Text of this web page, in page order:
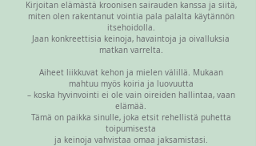
Kirjoitan elämästä kroonisen sairauden kanssa ja siitä,
miten olen rakentanut vointia pala palalta käytännön
itsehoidolla.
Jaan konkreettisia keinoja, havaintoja ja oivalluksia
matkan varrelta.
Aiheet liikkuvat kehon ja mielen välillä. Mukaan
mahtuu myös koiria ja luovuutta
– koska hyvinvointi ei ole vain oireiden hallintaa, vaan
elämää.
Tämä on paikka sinulle, joka etsit rehellistä puhetta
toipumisesta
ja keinoja vahvistaa omaa jaksamistasi.